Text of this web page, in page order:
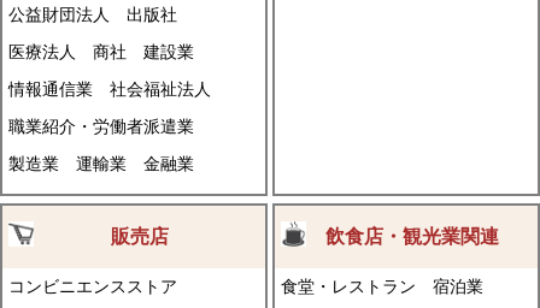
公益財団法人
出版社
医療法人
商社
建設業
情報通信業
社会福祉法人
職業紹介・労働者派遣業
製造業
運輸業 金融業
販売店
コンビニエンスストア
飲食店・観光業関連
食堂・レストラン 宿泊業